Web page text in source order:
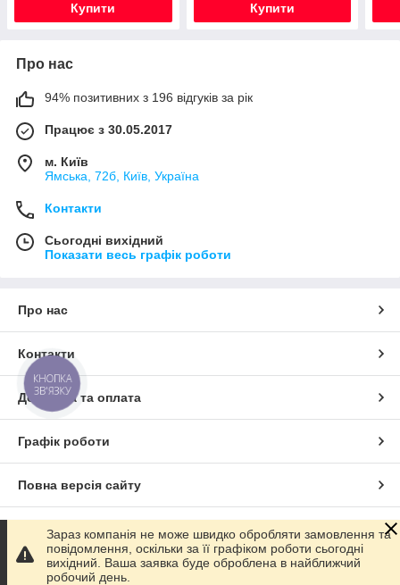
Купити Купити
Про нас
94% позитивних з 196 відгуків за рік
Працює з 30.05.2017
м. Київ
Ямська, 72б, Київ, Україна
Контакти
Сьогодні вихідний
Показати весь графік роботи
Про нас
Контакти
Доставка та оплата
Графік роботи
Повна версія сайту
Сайт створено на маркетплейсіProm.ua
Політика конфіденційності
Зараз компанія не може швидко обробляти замовлення та
повідомлення, оскільки за її графіком роботи сьогодні
вихідний. Ваша заявка буде оброблена в найближчий
робочий день.
КНОПКА
ЗВ'ЯЗКУ